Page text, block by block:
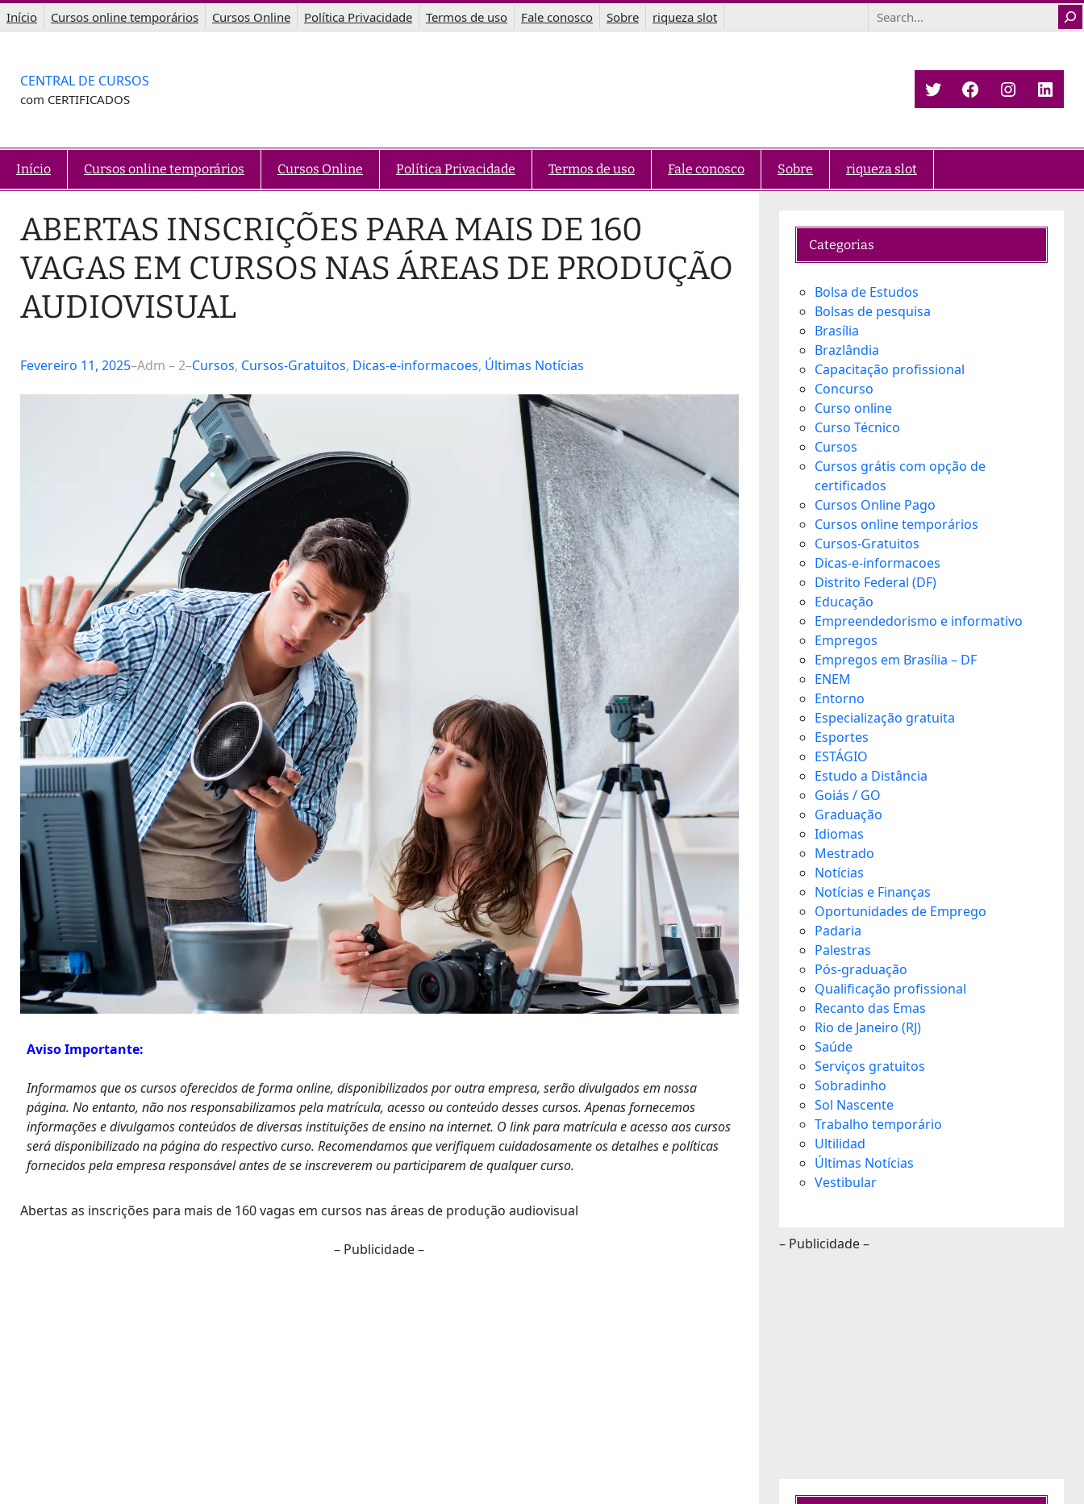
Saltar
para
Início Cursos online temporários Cursos Online Política Privacidade Termos de uso Fale conosco Sobre riqueza slot Search
CENTRAL DE CURSOS
com CERTIFICADOS TwitterFacebook
Início Cursos online temporários Cursos Online Política Privacidade Termos de uso Fale conosco Sobre riqueza slot
ABERTAS INSCRIÇÕES PARA MAIS DE 160
VAGAS EM CURSOS NAS ÁREAS DE PRODUÇÃO
AUDIOVISUAL
Fevereiro 11, 2025–Adm – 2–Cursos, Cursos-Gratuitos, Dicas-e-informacoes, Últimas Notícias
Aviso Importante:
Informamos que os cursos oferecidos de forma online, disponibilizados por outra empresa, serão divulgados em nossa
página. No entanto, não nos responsabilizamos pela matrícula, acesso ou conteúdo desses cursos. Apenas fornecemos
informações e divulgamos conteúdos de diversas instituições de ensino na internet. O link para matrícula e acesso aos cursos
será disponibilizado na página do respectivo curso. Recomendamos que verifiquem cuidadosamente os detalhes e políticas
fornecidos pela empresa responsável antes de se inscreverem ou participarem de qualquer curso.
Abertas as inscrições para mais de 160 vagas em cursos nas áreas de produção audiovisual
– Publicidade –
Categorias
Bolsa de Estudos
Bolsas de pesquisa
Brasília
Brazlândia
Capacitação profissional
Concurso
Curso online
Curso Técnico
Cursos
Cursos grátis com opção de
certificados
Cursos Online Pago
Cursos online temporários
Cursos-Gratuitos
Dicas-e-informacoes
Distrito Federal (DF)
Educação
Empreendedorismo e informativo
Empregos
Empregos em Brasília – DF
ENEM
Entorno
Especialização gratuita
Esportes
ESTÁGIO
Estudo a Distância
Goiás / GO
Graduação
Idiomas
Mestrado
Notícias
Notícias e Finanças
Oportunidades de Emprego
Padaria
Palestras
Pós-graduação
Qualificação profissional
Recanto das Emas
Rio de Janeiro (RJ)
Saúde
Serviços gratuitos
Sobradinho
Sol Nascente
Trabalho temporário
Ultilidad
Últimas Notícias
Vestibular
– Publicidade –